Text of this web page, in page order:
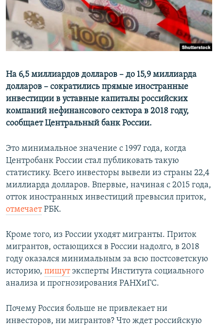
ПОБЕДИТЕЛЕЙ НЕ СУДЯТ?
КРЫМ.НЕПОКОРЕННЫЙ
ELIFBE
ПРИСОЕДИНЯЙТЕСЬ!
Все сайты RFE/RL
На 6,5 миллиардов долларов – до 15,9 миллиарда
долларов – сократились прямые иностранные
инвестиции в уставные капиталы российских
компаний нефинансового сектора в 2018 году,
сообщает Центральный банк России.
Это минимальное значение с 1997 года, когда
Центробанк России стал публиковать такую
статистику. Всего инвесторы вывели из страны 22,4
миллиарда долларов. Впервые, начиная с 2015 года,
отток иностранных инвестиций превысил приток,
отмечаетРБК.
Кроме того, из России уходят мигранты. Приток
мигрантов, остающихся в России надолго, в 2018
году оказался минимальным за всю постсоветскую
историю, пишутэксперты Института социального
анализа и прогнозирования РАНХиГС.
Почему Россия больше не привлекает ни
инвесторов, ни мигрантов? Что ждет российскую